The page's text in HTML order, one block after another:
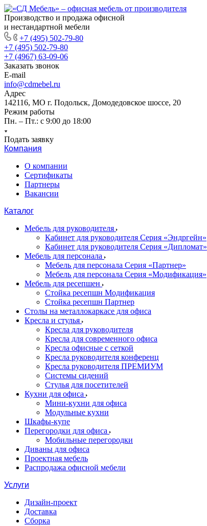
Производство и продажа офисной
и нестандартной мебели
+7 (495) 502-79-80
+7 (495) 502-79-80
+7 (4967) 63-09-06
Заказать звонок
E-mail
info@cdmebel.ru
Адрес
142116, МО г. Подольск, Домодедовское шоссе, 20
Режим работы
Пн. – Пт.: с 9:00 до 18:00
Подать заявку
Компания
О компании
Сертификаты
Партнеры
Вакансии
Каталог
Мебель для руководителя
Кабинет для руководителя Серия «Эндргейн»
Кабинет для руководителя Серия «Дипломат»
Мебель для персонала
Мебель для персонала Серия «Партнер»
Мебель для персонала Серия «Модификация»
Мебель для ресепшен
Стойка ресепшн Модификация
Стойка ресепшн Партнер
Столы на металлокаркасе для офиса
Кресла и стулья
Кресла для руководителя
Кресла для современного офиса
Кресла офисные с сеткой
Кресла руководителя конференц
Кресла руководителя ПРЕМИУМ
Системы сидений
Стулья для посетителей
Кухни для офиса
Мини-кухни для офиса
Модульные кухни
Шкафы-купе
Перегородки для офиса
Мобильные перегородки
Диваны для офиса
Проектная мебель
Распродажа офисной мебели
Услуги
Дизайн-проект
Доставка
Сборка